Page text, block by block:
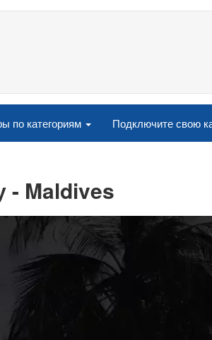
по категориям Подключите свою
- Maldives